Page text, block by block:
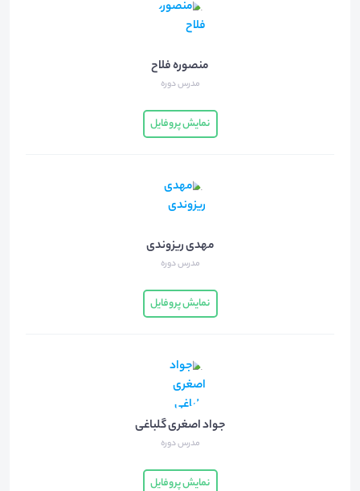
منصوره فلاح
مدرس دوره
نمایش پروفایل
مهدی ریزوندی
مدرس دوره
نمایش پروفایل
جواد اصغری گلباغی
مدرس دوره
نمایش پروفایل